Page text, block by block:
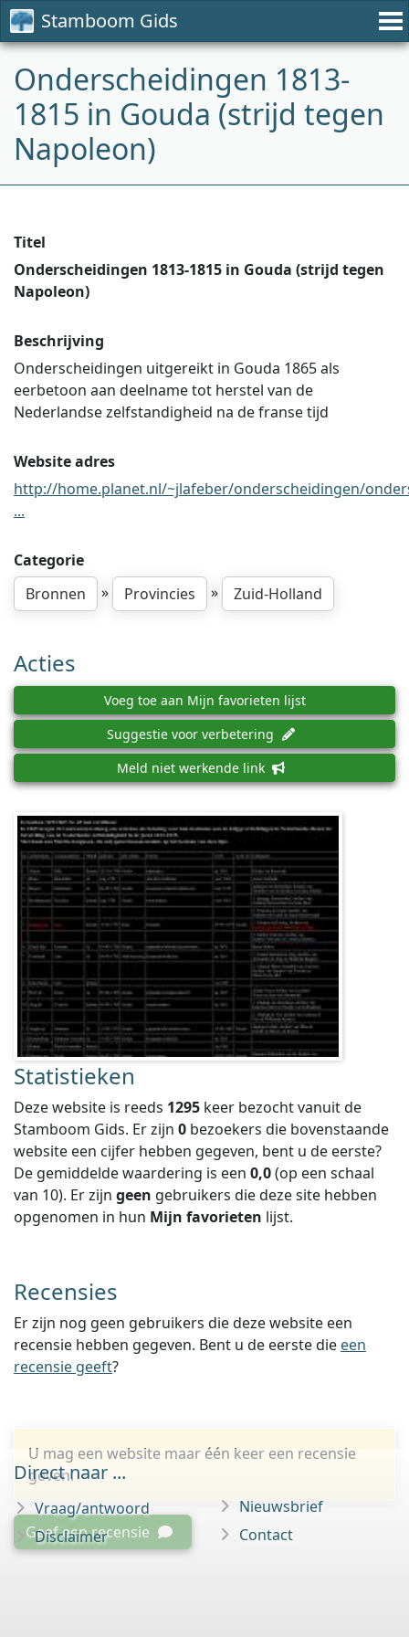
Stamboom Gids
Onderscheidingen 1813-
1815 in Gouda (strijd tegen
Napoleon)
Titel
Onderscheidingen 1813-1815 in Gouda (strijd tegen
Napoleon)
Beschrijving
Onderscheidingen uitgereikt in Gouda 1865 als
eerbetoon aan deelname tot herstel van de
Nederlandse zelfstandigheid na de franse tijd
Website adres
http://home.planet.nl/~jlafeber/onderscheidingen/
...
Categorie
Bronnen
» Provincies » Zuid-Holland
Acties
Voeg toe aan Mijn favorieten lijst
Suggestie voor verbetering
Meld niet werkende link
Statistieken
Deze website is reeds 1295 keer bezocht vanuit de
Stamboom Gids. Er zijn 0 bezoekers die bovenstaande
website een cijfer hebben gegeven, bent u de eerste?
De gemiddelde waardering is een 0,0(op een schaal
van 10). Er zijn geen gebruikers die deze site hebben
opgenomen in hun Mijn favorieten lijst.
Recensies
Er zijn nog geen gebruikers die deze website een
recensie hebben gegeven. Bent u de eerste die een
recensie geeft?
U mag een website maar één keer een recensie
geven.
Geef een recensie
Direct naar ...
Vraag/antwoord
Disclaimer
Nieuwsbrief
Contact